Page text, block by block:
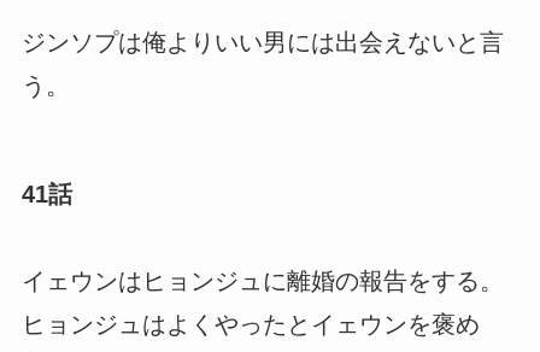
ジンソプは俺よりいい男には出会えないと言
う。
41話
イェウンはヒョンジュに離婚の報告をする。
ヒョンジュはよくやったとイェウンを褒め